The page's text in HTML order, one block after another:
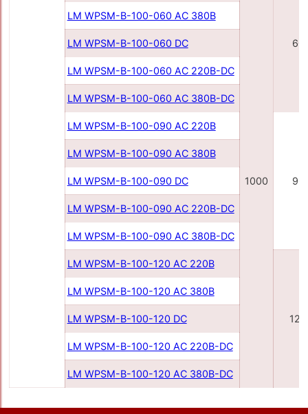
1000
LM WPSM-B-100-060 AC 380В
LM WPSM-B-100-060 DC
LM WPSM-B-100-060 AC 220В-DC
LM WPSM-B-100-060 AC 380В-DC
LM WPSM-B-100-090 AC 220В
LM WPSM-B-100-090 AC 380В
LM WPSM-B-100-090 DC
LM WPSM-B-100-090 AC 220B-DC
LM WPSM-B-100-090 AC 380B-DC
LM WPSM-B-100-120 AC 220B
LM WPSM-B-100-120 AC 380B
LM WPSM-B-100-120 DC
LM WPSM-B-100-120 AC 220B-DC
LM WPSM-B-100-120 AC 380B-DC